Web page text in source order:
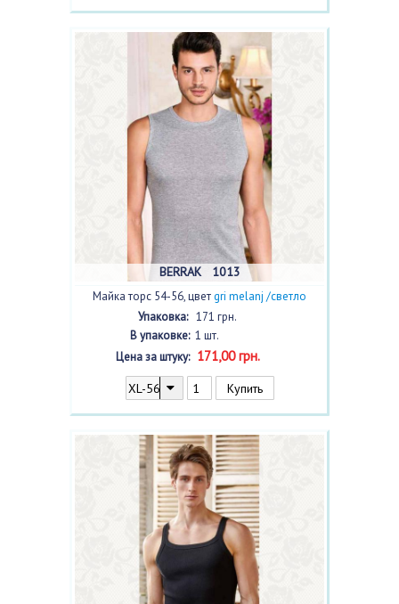
BERRAK 1013
Майка торс 54-56, цветgri melanj /светло
серый/с фото
Упаковка: 171 грн.
В упаковке:1 шт.
Цена за штуку:171,00 грн.